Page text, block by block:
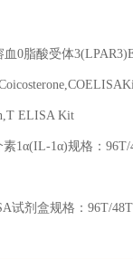
血0脂酸受体
ELISA Kit
素1α(IL-1α)规格： 96T/
试剂盒规格： 96T/48T